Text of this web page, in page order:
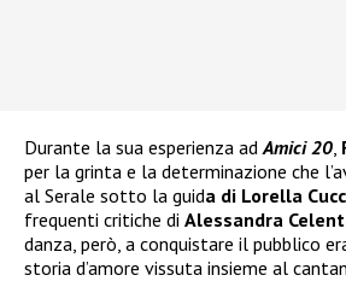
Durante la sua esperienza ad Amici 20
per la grinta e la determinazione che
al Serale sotto la guida di Lorella
frequenti critiche di Alessandra
danza, però, a conquistare il pubblico
storia d’amore vissuta insieme al